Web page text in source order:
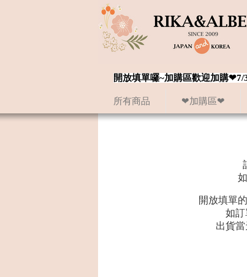
所有商品 ❤加購區❤
開放填單囉~加購區歡迎加購